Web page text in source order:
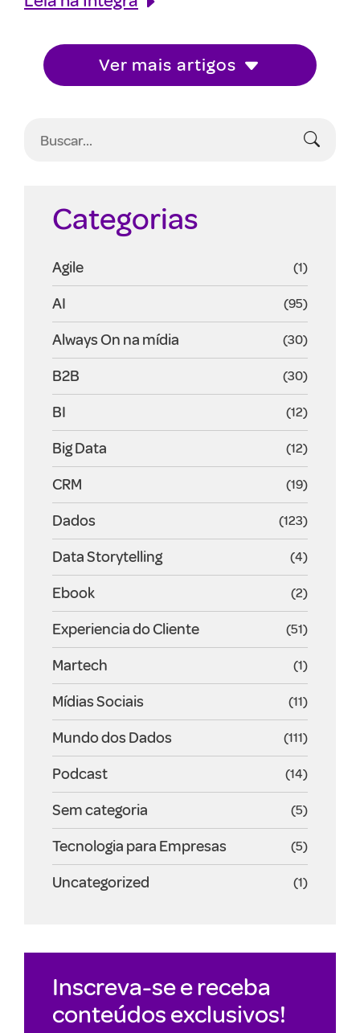
Ver mais artigos
Categorias
Agile (1)
AI (95)
Always On na mídia (30)
B2B (30)
BI (12)
Big Data (12)
CRM (19)
Dados (123)
Data Storytelling (4)
Ebook (2)
Experiencia do Cliente (51)
Martech (1)
Mídias Sociais (11)
Mundo dos Dados (111)
Podcast (14)
Sem categoria (5)
Tecnologia para Empresas (5)
Uncategorized (1)
Inscreva-se e receba
conteúdos exclusivos!